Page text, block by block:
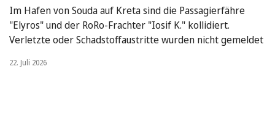
Im Hafen von Souda auf Kreta sind die Passagierfähre
"Elyros" und der RoRo-Frachter "Iosif K." kollidiert.
Verletzte oder Schadstoffaustritte wurden nicht gemeldet
22. Juli 2026